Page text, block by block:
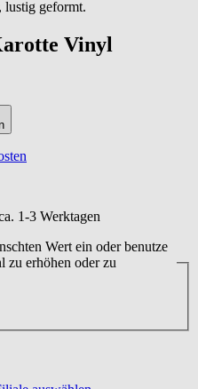
Vinyl
1-3 Werktagen
Wert ein oder benutze
zu erhöhen oder zu